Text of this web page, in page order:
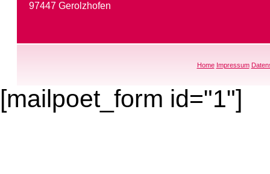
97447 Gerolzhofen
Home Impressum
[mailpoet_form id="1"]